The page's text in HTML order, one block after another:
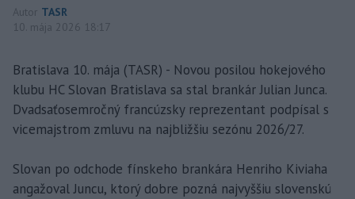
Autor TASR
10. mája 2026 18:17
Bratislava 10. mája (TASR) - Novou posilou hokejového
klubu HC Slovan Bratislava sa stal brankár Julian Junca.
Dvadsaťosemročný francúzsky reprezentant podpísal s
vicemajstrom zmluvu na najbližšiu sezónu 2026/27.
Slovan po odchode fínskeho brankára Henriho Kiviaha
angažoval Juncu, ktorý dobre pozná najvyššiu slovenskú